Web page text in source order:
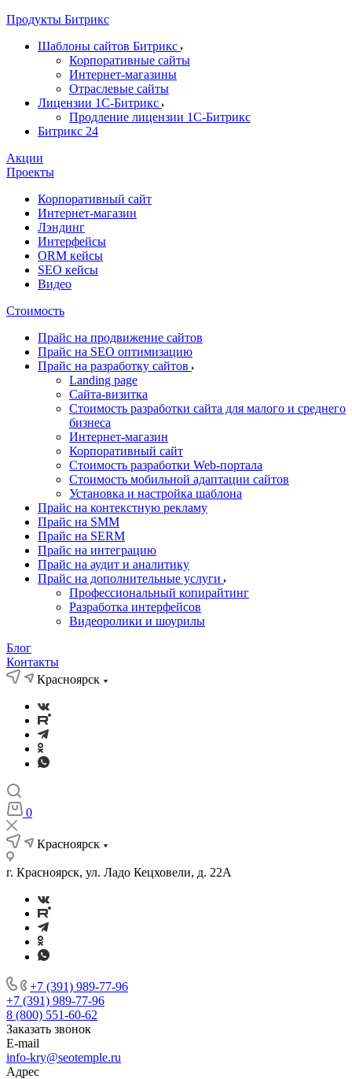
Продукты Битрикс
Шаблоны сайтов Битрикс
Корпоративные сайты
Интернет-магазины
Отраслевые сайты
Лицензии 1С-Битрикс
Продление лицензии 1С-Битрикс
Битрикс 24
Акции
Проекты
Корпоративный сайт
Интернет-магазин
Лэндинг
Интерфейсы
ORM кейсы
SEO кейсы
Видео
Стоимость
Прайс на продвижение сайтов
Прайс на SEO оптимизацию
Прайс на разработку сайтов
Landing page
Cайта-визитка
Стоимость разработки сайта для малого и среднего
бизнеса
Интернет-магазин
Корпоративный сайт
Стоимость разработки Web-портала
Стоимость мобильной адаптации сайтов
Установка и настройка шаблона
Прайс на контекстную рекламу
Прайс на SMM
Прайс на SERM
Прайс на интеграцию
Прайс на аудит и аналитику
Прайс на дополнительные услуги
Профессиональный копирайтинг
Разработка интерфейсов
Видеоролики и шоурилы
Блог
Контакты
Красноярск
0
Красноярск
г. Красноярск, ул. Ладо Кецховели, д. 22А
+7 (391) 989-77-96
+7 (391) 989-77-96
8 (800) 551-60-62
Заказать звонок
E-mail
info-kry@seotemple.ru
Адрес